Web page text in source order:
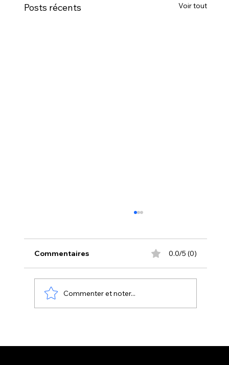
Posts récents Voir tout
de gamme à Tours
Commentaires 0.0/5 (0)
Commenter et noter...